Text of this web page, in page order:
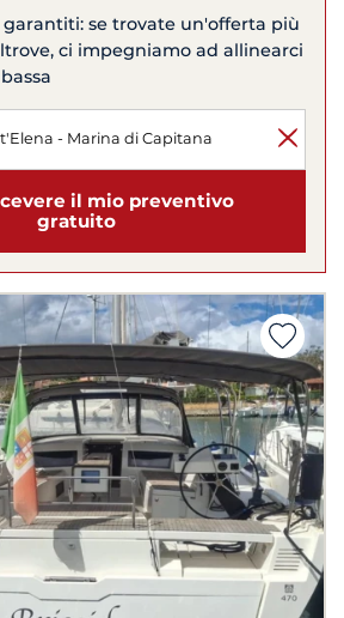
se trovate un'offerta più
ci impegniamo ad allinearci
il mio preventivo
gratuito